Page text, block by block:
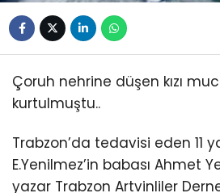
Çoruh nehrine düşen kızı
kurtulmuştu..
Trabzon’da tedavisi eden 11
E.Yenilmez’in babası Ahmet
yazar Trabzon Artvinliler